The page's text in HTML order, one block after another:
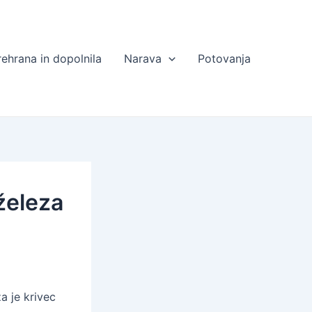
in dopolnila Narava Potovanja
je krivec